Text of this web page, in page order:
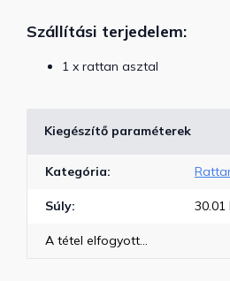
Szállítási terjedelem:
1 x rattan asztal
Kiegészítő paraméterek
Kategória:
Súly: 30.01
A tétel elfogyott…